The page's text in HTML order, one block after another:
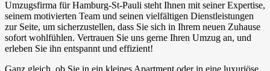
Umzugsfirma für Hamburg-St-Pauli steht Ihnen mit seiner Expertise,
seinem motivierten Team und seinen vielfältigen Dienstleistungen
zur Seite, um sicherzustellen, dass Sie sich in Ihrem neuen Zuhause
sofort wohlfühlen. Vertrauen Sie uns gerne Ihren Umzug an, und
erleben Sie ihn entspannt und effizient!